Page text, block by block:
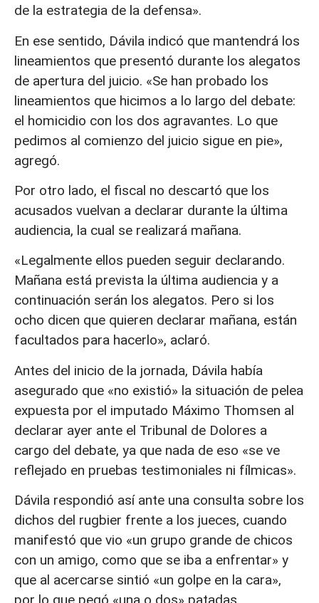
de la estrategia de la defensa».
En ese sentido, Dávila indicó que mantendrá los
lineamientos que presentó durante los alegatos
de apertura del juicio. «Se han probado los
lineamientos que hicimos a lo largo del debate:
el homicidio con los dos agravantes. Lo que
pedimos al comienzo del juicio sigue en pie»,
agregó.
Por otro lado, el fiscal no descartó que los
acusados vuelvan a declarar durante la última
audiencia, la cual se realizará mañana.
«Legalmente ellos pueden seguir declarando.
Mañana está prevista la última audiencia y a
continuación serán los alegatos. Pero si los
ocho dicen que quieren declarar mañana, están
facultados para hacerlo», aclaró.
Antes del inicio de la jornada, Dávila había
asegurado que «no existió» la situación de pelea
expuesta por el imputado Máximo Thomsen al
declarar ayer ante el Tribunal de Dolores a
cargo del debate, ya que nada de eso «se ve
reflejado en pruebas testimoniales ni fílmicas».
Dávila respondió así ante una consulta sobre los
dichos del rugbier frente a los jueces, cuando
manifestó que vio «un grupo grande de chicos
con un amigo, como que se iba a enfrentar» y
que al acercarse sintió «un golpe en la cara»,